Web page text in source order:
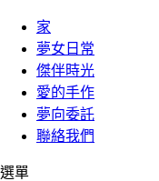
家
夢女日常
傑伴時光
愛的手作
夢向委託
聯絡我們
選單